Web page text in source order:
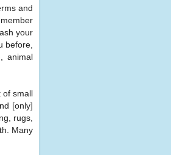
and
your
before,
animal
of small
[only]
rugs,
Many